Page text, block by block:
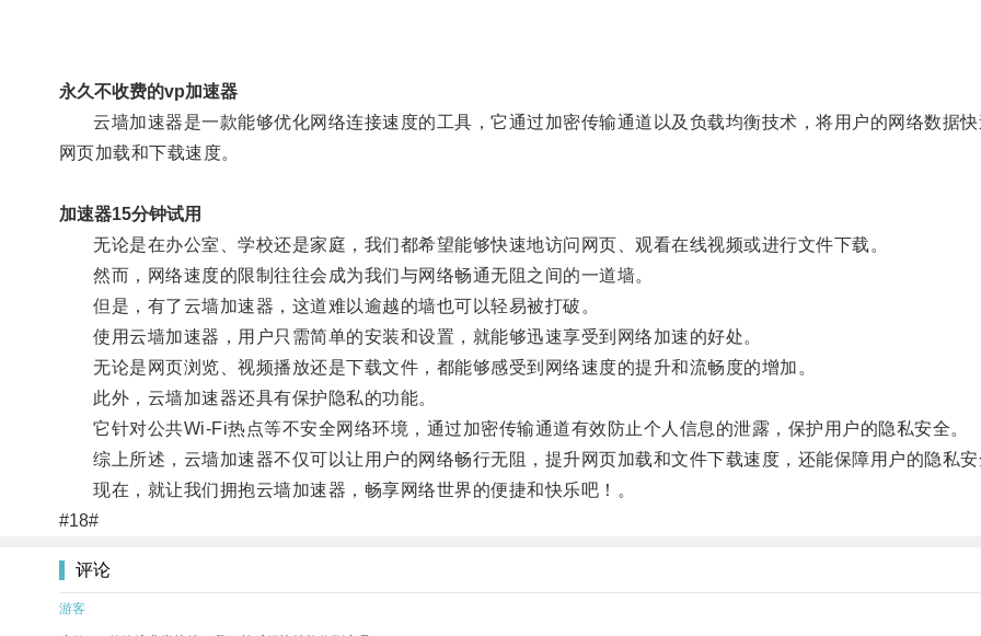
永久不收费的vp加速器
云墙加速器是一款能够优化网络连接速度的工具，它通过加密传输通道以及负载均衡技术，将用户的网络数据
网页加载和下载速度。
加速器15分钟试用
无论是在办公室、学校还是家庭，我们都希望能够快速地访问网页、观看在线视频或进行文件下载。
然而，网络速度的限制往往会成为我们与网络畅通无阻之间的一道墙。
但是，有了云墙加速器，这道难以逾越的墙也可以轻易被打破。
使用云墙加速器，用户只需简单的安装和设置，就能够迅速享受到网络加速的好处。
无论是网页浏览、视频播放还是下载文件，都能够感受到网络速度的提升和流畅度的增加。
此外，云墙加速器还具有保护隐私的功能。
它针对公共Wi-Fi热点等不安全网络环境，通过加密传输通道有效防止个人信息的泄露，保护用户的隐私安全。
综上所述，云墙加速器不仅可以让用户的网络畅行无阻，提升网页加载和文件下载速度，还能保障用户的隐私
现在，就让我们拥抱云墙加速器，畅享网络世界的便捷和快乐吧！。
#18#
评论
游客